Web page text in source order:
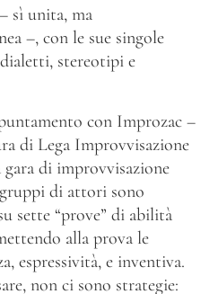
sì unita, ma
–, con le sue singole
stereotipi e
con Improzac –
di Lega Improvvisazione
di improvvisazione
di attori sono
sette “prove” di abilità
alla prova le
espressività, e inventiva.
non ci sono strategie: